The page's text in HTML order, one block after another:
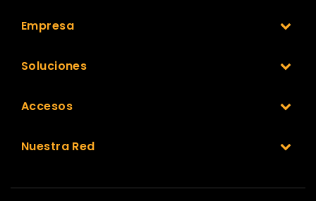
Empresa
Soluciones
Accesos
Nuestra Red